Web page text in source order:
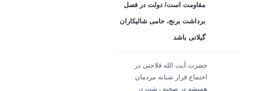
مقاومت است/ دولت در فصل
برداشت برنج، حامی شالیکاران
گیلانی باشد
حضرت آیت الله فلاحتی در
اجتماع قرار شبانه مردمان
همیشه در صحنه رشت در